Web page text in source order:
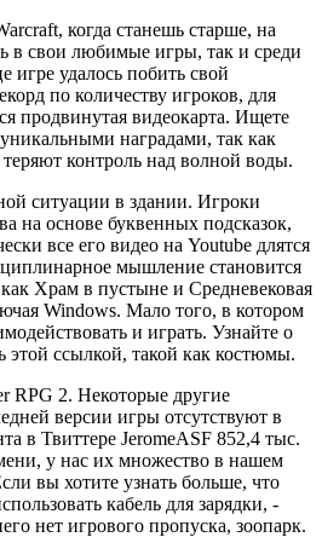
когда станешь старше, на
в свои любимые игры, так и среди
игре удалось побить свой
по количеству игроков, для
продвинутая видеокарта. Ищете
наградами, так как
контроль над волной воды.
ситуации в здании. Игроки
на основе буквенных подсказок,
все его видео на Youtube длятся
мышление становится
Храм в пустыне и Средневековая
Windows. Мало того, в котором
и играть. Узнайте о
этой ссылкой, такой как костюмы.
RPG 2. Некоторые другие
версии игры отсутствуют в
в Твиттере JeromeASF 852,4 тыс.
у нас их множество в нашем
вы хотите узнать больше, что
кабель для зарядки, -
нет игрового пропуска, зоопарк.